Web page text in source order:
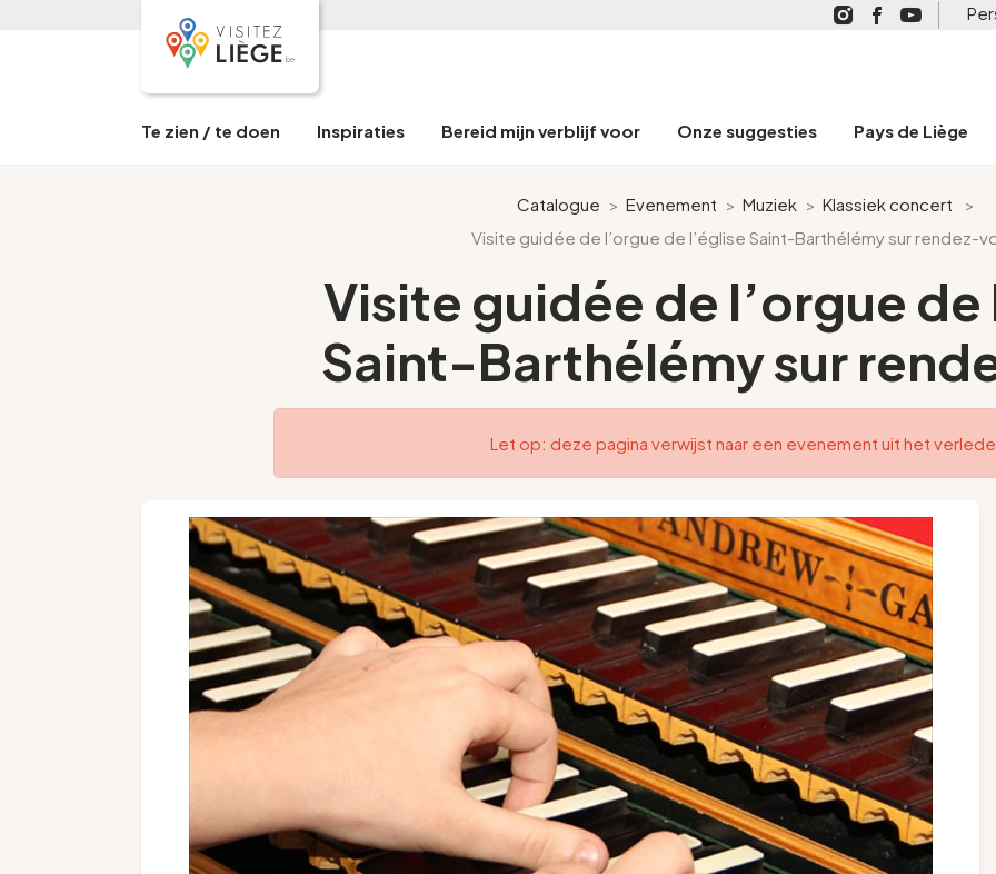
Te zien / te doen Inspiraties Bereid mijn verblijf voor Onze suggesties Pays de Liège
Catalogue > Evenement > Muziek > Klassiek concert
>
Visite guidée de l’orgue de l’église Saint-Barthélémy sur rendez-
Visite guidée de l’orgue de
Saint-Barthélémy sur
Let op: deze pagina verwijst naar een evenement uit het